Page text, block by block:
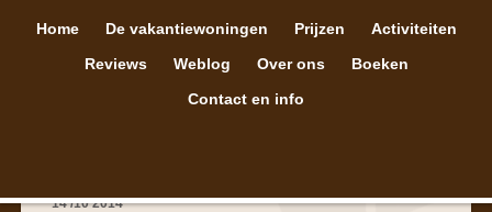
Home De vakantiewoningen Prijzen
Activiteiten
Reviews
Weblog Over ons
Boeken
Contact en info
14 /10 2014